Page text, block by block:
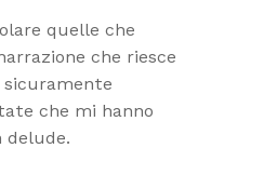
quelle che
che riesce
che mi hanno
delude.